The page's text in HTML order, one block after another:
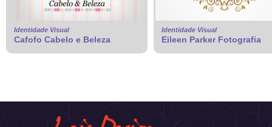
Identidade Visual
Cafofo Cabelo e Beleza
Identidade Visual
Eileen Parker Fotografia